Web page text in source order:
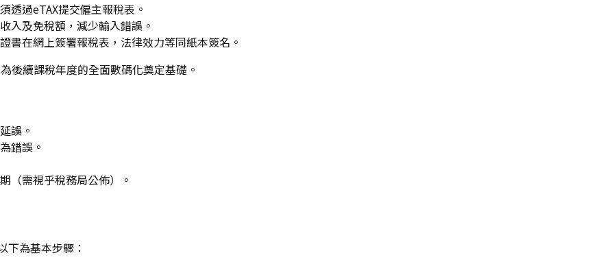
透過eTAX提交僱主報稅表。
入及免稅額，減少輸入錯誤。
書在網上簽署報稅表，法律效力等同紙本簽名。
後續課稅年度的全面數碼化奠定基礎。
誤。
錯誤。
（需視乎稅務局公佈）。
下為基本步驟：